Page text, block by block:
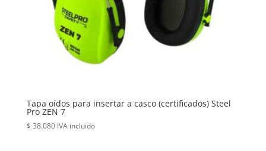
Tapa oídos para insertar a casco (certificados) Steel
Pro ZEN 7
$ 38.080 IVA incluido